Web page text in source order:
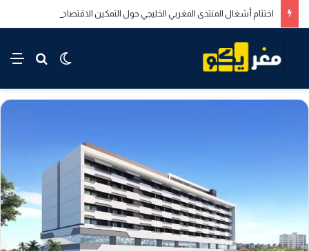
for
Switch skin